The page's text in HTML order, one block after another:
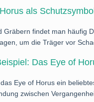
als
Gräbern findet man häufig
um die Träger vor
Das Eye of
Eye of Horus ein
zwischen